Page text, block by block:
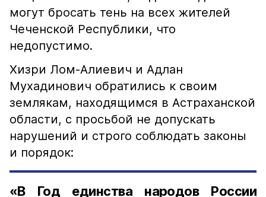
могут бросать тень на всех жителей
Чеченской Республики, что
недопустимо.
Хизри Лом-Алиевич и Адлан
Мухадинович обратились к своим
землякам, находящимся в Астраханской
области, с просьбой не допускать
нарушений и строго соблюдать законы
и порядок:
«В Год единства народов России